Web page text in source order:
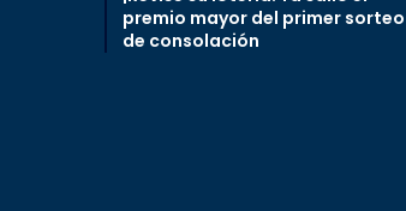
premio mayor del primer sorteo
de consolación